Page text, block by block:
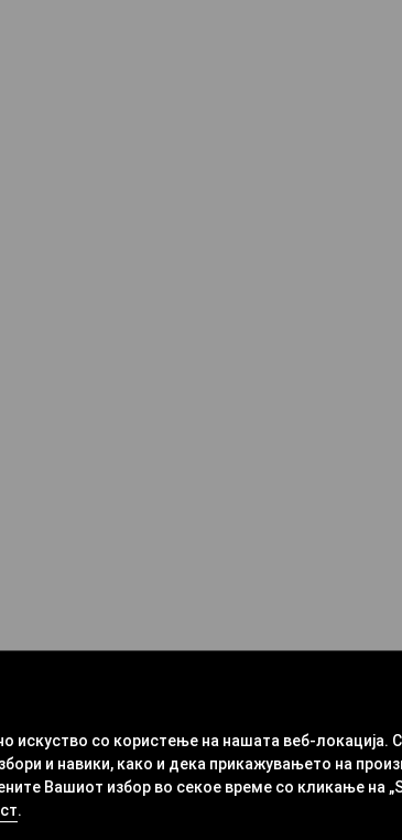
со користење на нашата веб-
и навики, како и дека прикажувањето на
Вашиот избор во секое време со кликање на
.